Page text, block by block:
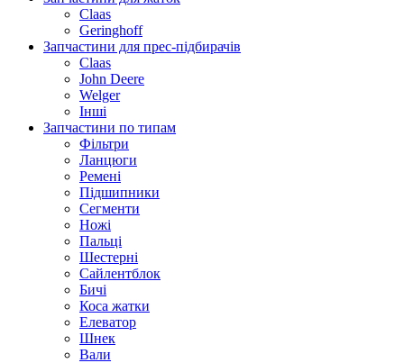
Claas
Geringhoff
Запчастини для прес-підбирачів
Claas
John Deere
Welger
Інші
Запчастини по типам
Фільтри
Ланцюги
Ремені
Підшипники
Сегменти
Ножі
Пальці
Шестерні
Сайлентблок
Бичі
Коса жатки
Елеватор
Шнек
Вали